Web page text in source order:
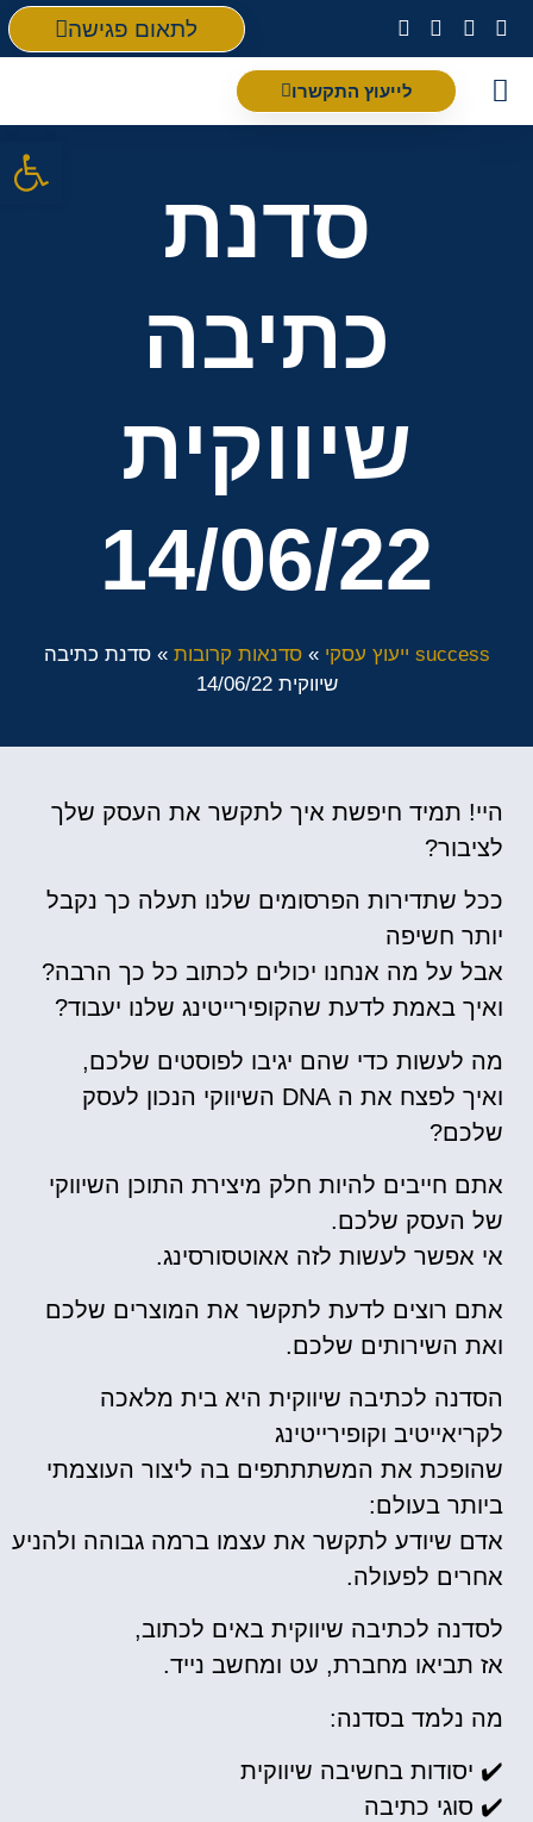
לתאום פגישה
לייעוץ התקשרו
סדנת
כתיבה
שיווקית
14/06/22
success ייעוץ עסקי »סדנאות קרובות »סדנת כתיבה
שיווקית 14/06/22
היי! תמיד חיפשת איך לתקשר את העסק שלך
לציבור?
ככל שתדירות הפרסומים שלנו תעלה כך נקבל
יותר חשיפה
אבל על מה אנחנו יכולים לכתוב כל כך הרבה?
ואיך באמת לדעת שהקופירייטינג שלנו יעבוד?
מה לעשות כדי שהם יגיבו לפוסטים שלכם,
ואיך לפצח את ה DNA השיווקי הנכון לעסק
שלכם?
אתם חייבים להיות חלק מיצירת התוכן השיווקי
של העסק שלכם.
אי אפשר לעשות לזה אאוטסורסינג.
אתם רוצים לדעת לתקשר את המוצרים שלכם
ואת השירותים שלכם.
הסדנה לכתיבה שיווקית היא בית מלאכה
לקריאייטיב וקופירייטינג
שהופכת את המשתתתפים בה ליצור העוצמתי
ביותר בעולם:
אדם שיודע לתקשר את עצמו ברמה גבוהה ולהניע
אחרים לפעולה.
לסדנה לכתיבה שיווקית באים לכתוב,
אז תביאו מחברת, עט ומחשב נייד.
מה נלמד בסדנה:
✔️ יסודות בחשיבה שיווקית
✔️ סוגי כתיבה
פתח